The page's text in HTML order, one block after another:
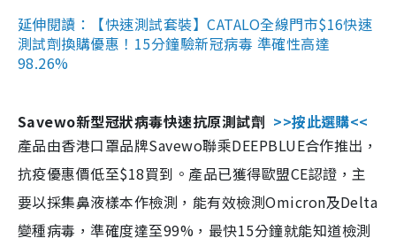
延伸閱讀：【快速測試套裝】CATALO全線門市$16快速
測試劑換購優惠！15分鐘驗新冠病毒 準確性高達
98.26%
Savewo新型冠狀病毒快速抗原測試劑 >>按此選購<<
產品由香港口罩品牌Savewo聯乘DEEPBLUE合作推出，
抗疫優惠價低至$18買到。產品已獲得歐盟CE認證，主
要以採集鼻液樣本作檢測，能有效檢測Omicron及Delta
變種病毒，準確度達至99%，最快15分鐘就能知道檢測